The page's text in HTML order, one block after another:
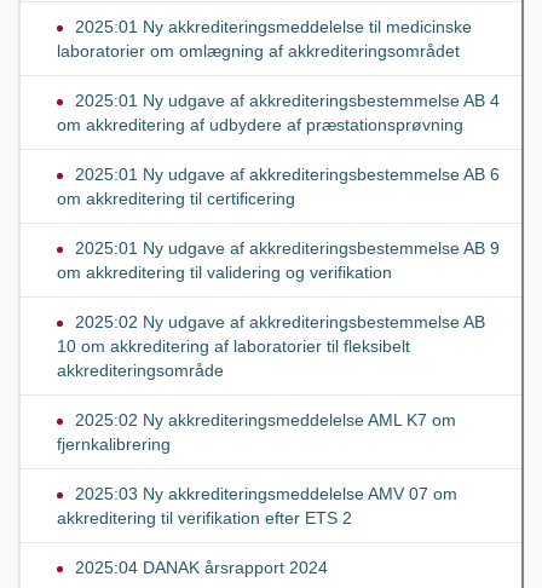
2025:01 Ny akkrediteringsmeddelelse til medicinske
laboratorier om omlægning af akkrediteringsområdet
2025:01 Ny udgave af akkrediteringsbestemmelse AB 4
om akkreditering af udbydere af præstationsprøvning
2025:01 Ny udgave af akkrediteringsbestemmelse AB 6
om akkreditering til certificering
2025:01 Ny udgave af akkrediteringsbestemmelse AB 9
om akkreditering til validering og verifikation
2025:02 Ny udgave af akkrediteringsbestemmelse AB
10 om akkreditering af laboratorier til fleksibelt
akkrediteringsområde
2025:02 Ny akkrediteringsmeddelelse AML K7 om
fjernkalibrering
2025:03 Ny akkrediteringsmeddelelse AMV 07 om
akkreditering til verifikation efter ETS 2
2025:04 DANAK årsrapport 2024